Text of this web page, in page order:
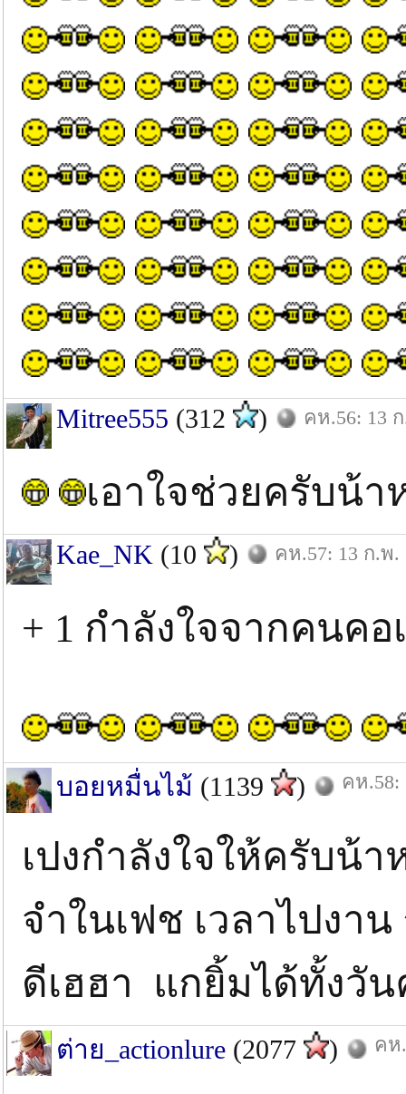
Mitree555 (312 ) คห.56: 13
เอาใจช่วยครับน้
Kae_NK (10 ) คห.57: 13 ก.พ.
+ 1 กำลังใจจากคนค
บอยหมื่นไม้ (1139 ) คห.58:
เปงกำลังใจให้ครับน้
จำในเฟช เวลาไปงา
ดีเฮฮา แกยิ้มได้ทั้งวั
ต่าย_actionlure (2077 ) คห